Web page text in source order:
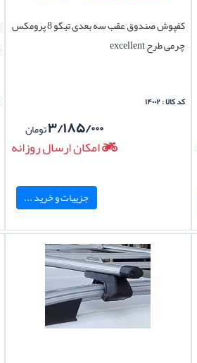
کفپوش صندوق عقب سه بعدی تیگو 8 پرومکس
چرمی طرح excellent
کد کالا : ۱۴۰۰۲
۳/۱۸۵/۰۰۰تومان
امکان ارسال روزانه
جزییات و خرید ...